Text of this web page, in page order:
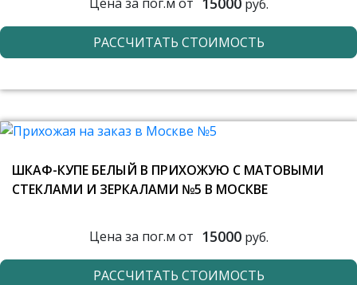
руб.
РАССЧИТАТЬ СТОИМОСТЬ
ШКАФ-КУПЕ БЕЛЫЙ В ПРИХОЖУЮ С МАТОВЫМИ
СТЕКЛАМИ И ЗЕРКАЛАМИ №5 В МОСКВЕ
Цена за пог.м от 15000руб.
РАССЧИТАТЬ СТОИМОСТЬ